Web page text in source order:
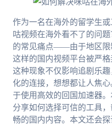
作为一名在海外的留学生
咕视频在海外看不了的问
的常见痛点——由于地区限
这样的国内视频平台被严格
这种现象不仅影响追剧乐
化的连接，想想都让人焦
于使用高效的回国加速器
分享如何选择可信的工具
畅的国内内容。本文还会探